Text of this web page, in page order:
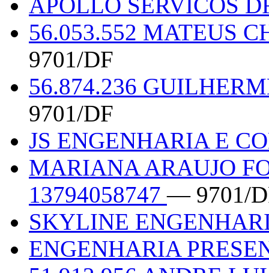
56.053.552 MATEUS
9701/DF
56.874.236
9701/DF
JS ENGENHARIA E
MARIANA ARAUJO
13794058747— 9701/
SKYLINE
ENGENHARIA